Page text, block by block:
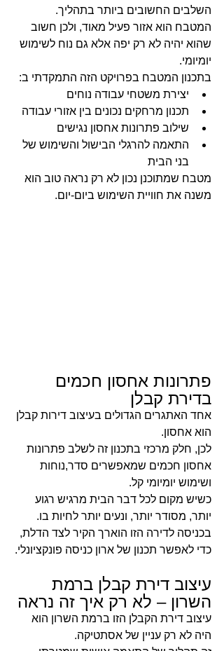
השלבים החשובים ביותר בתהליך.
המטבח הוא אזור פעיל מאוד, ולכן חשוב
שהוא יהיה לא רק יפה אלא גם נוח לשימוש
יומיומי.
בתכנון המטבח בפרויקט הזה התמקדתי ב:
יצירת משטחי עבודה נוחים
תכנון מרחקים נכונים בין אזורי עבודה
שילוב פתרונות אחסון נגישים
התאמה להרגלי הבישול והשימוש של
בני הבית
מטבח שמתוכנן נכון לא רק נראה טוב הוא
משנה את חוויית השימוש ביום-יום.
פתרונות אחסון חכמים
בדירת קבלן
אחד האתגרים הגדולים בעיצוב דירות קבלן
הוא אחסון.
לכן, חלק מרכזי בתכנון זה לשלב פתרונות
אחסון חכמים שמאפשרים סדר,נוחות
ושימוש יומיומי קל.
כשיש מקום לכל דבר הבית מרגיש רגוע
יותר, מסודר יותר, ונעים יותר לחיות בו.
בכניסה לדירה הזו הוארך הקיר לצד הדלת,
כדי לאפשר תכנון של ארון כניסה פונקציונלי.
עיצוב דירת קבלן ברמת
השרון – לא רק איך זה נראה
עיצוב דירת הקבלן הזו ברמת השרון הוא
היה לא רק עניין של אסתטיקה.